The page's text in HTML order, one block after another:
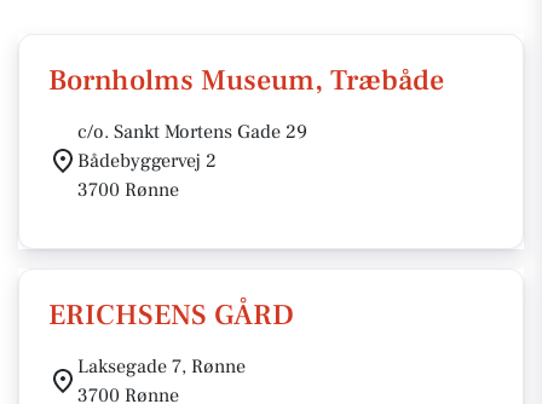
Bornholms Museum, Træbåde
c/o. Sankt Mortens Gade 29
Bådebyggervej 2
3700 Rønne
ERICHSENS GÅRD
Laksegade 7, Rønne
3700 Rønne